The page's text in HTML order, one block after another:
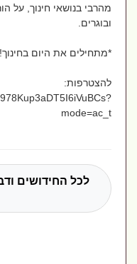
מהרבי בנושאי חינוך, על
ובוגרים.
*מתחילים את היום בחינוך!*
להצטרפות:
mode=ac_t
לכל החידושים